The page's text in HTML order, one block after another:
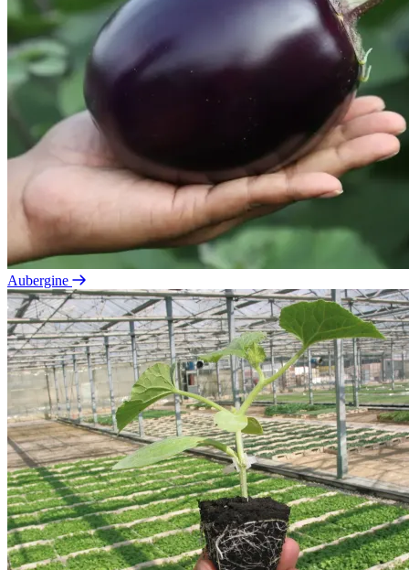
Aubergine